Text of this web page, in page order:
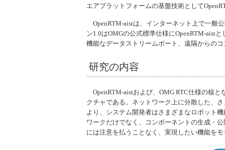
エアプラットフォームの基盤技術として
OpenRTM-aistは、インターネット上で一般
ン1.0はOMGの公式標準仕様にOpenRTM-aistと
機能なデータストリームポート、遠隔からの
研究の内容
OpenRTM-aistおよび、OMG RTC仕様の核
クチャである。ネットワーク上に分散した、
より、システム開発者はさまざまなロボット
ワークだけでなく、コンポーネントの生成・
には注意を払うことなく、実現したい機能を